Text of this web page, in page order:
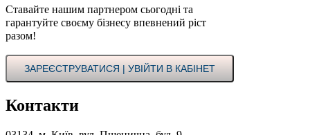
Ставайте нашим партнером сьогодні та
гарантуйте своєму бізнесу впевнений ріст
разом!
ЗАРЕЄСТРУВАТИСЯ | УВІЙТИ В КАБІНЕТ
Контакти